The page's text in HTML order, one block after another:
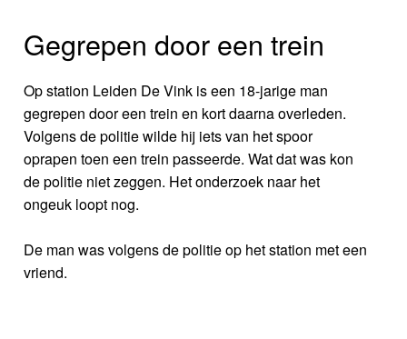
Gegrepen door een trein
Op station Leiden De Vink is een 18-jarige man
gegrepen door een trein en kort daarna overleden.
Volgens de politie wilde hij iets van het spoor
oprapen toen een trein passeerde. Wat dat was kon
de politie niet zeggen. Het onderzoek naar het
ongeuk loopt nog.
De man was volgens de politie op het station met een
vriend.